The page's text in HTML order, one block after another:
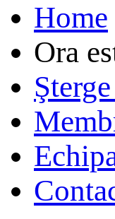
Home
Ora